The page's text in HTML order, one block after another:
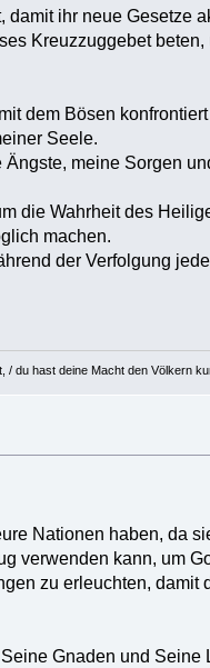
ihr neue Gesetze
Kreuzzuggebet
dem Bösen
Seele.
meine Sorgen
die Wahrheit des
machen.
der Verfolgung
/ du hast deine Macht den Völkern
Nationen haben, da
verwenden kann, um
zu erleuchten, damit
Gnaden und Seine